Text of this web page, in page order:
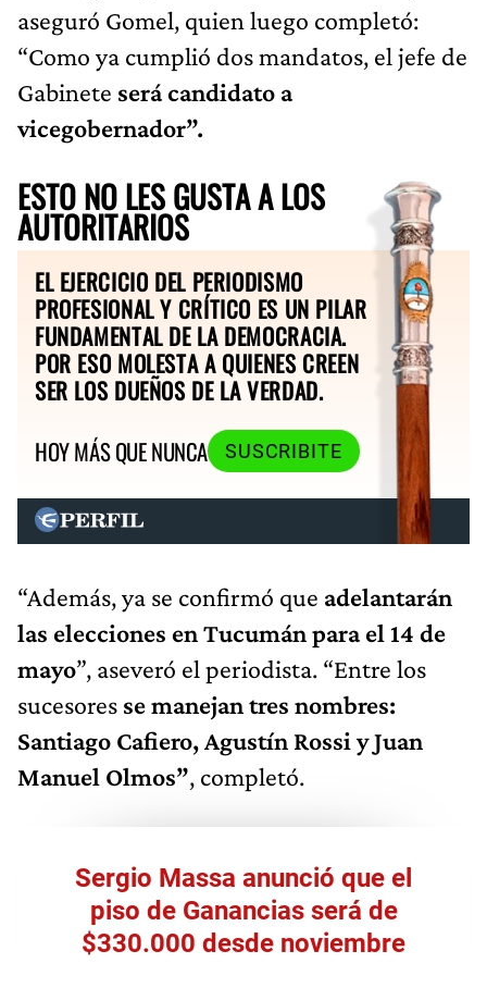
aseguró Gomel, quien luego completó:
“Como ya cumplió dos mandatos, el jefe de
Gabinete será candidato a
vicegobernador”.
ESTO NO LES GUSTA A LOS
AUTORITARIOS
EL EJERCICIO DEL PERIODISMO
PROFESIONAL Y CRÍTICO ES UN PILAR
FUNDAMENTAL DE LA DEMOCRACIA.
POR ESO MOLESTA A QUIENES CREEN
SER LOS DUEÑOS DE LA VERDAD.
HOY MÁS QUE NUNCA
SUSCRIBITE
“Además, ya se confirmó que adelantarán
las elecciones en Tucumán para el 14 de
mayo”, aseveró el periodista. “Entre los
sucesores se manejan tres nombres:
Santiago Cafiero, Agustín Rossi y Juan
Manuel Olmos”, completó.
Sergio Massa anunció que el
piso de Ganancias será de
$330.000 desde noviembre